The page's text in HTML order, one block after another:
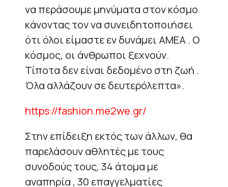
να περάσουμε μηνύματα στον κόσμο
κάνοντας τον να συνειδητοποιήσει
ότι όλοι είμαστε εν δυνάμει ΑΜΕΑ . Ο
κόσμος, οι άνθρωποι ξεχνούν.
Τίποτα δεν είναι δεδομένο στη ζωή .
Όλα αλλάζουν σε δευτερόλεπτα».
https://fashion.me2we.gr/
Στην επίδειξη εκτός των άλλων, θα
παρελάσουν αθλητές με τους
συνοδούς τους, 34 άτομα με
αναπηρία , 30 επαγγελματίες